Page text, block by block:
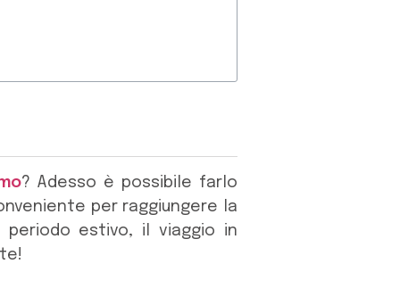
? Adesso è possibile farlo
per raggiungere la
periodo estivo, il viaggio in